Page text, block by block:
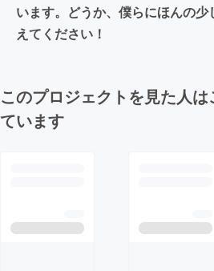
います。どうか、僕らにほんの
えてください！
このプロジェクトを見た人
ています